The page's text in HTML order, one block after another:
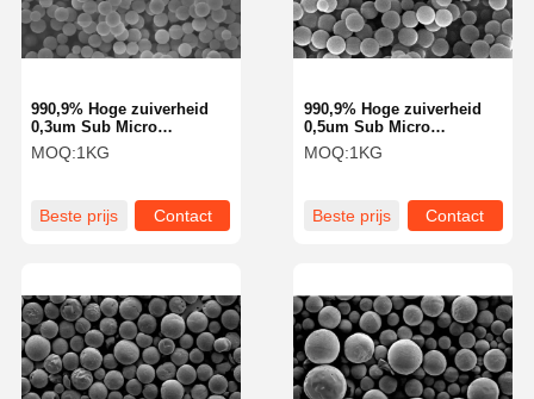
990,9% Hoge zuiverheid
0,3um Sub Micro
Spherical Silica Powder,
Silica Sphere Microsphere
MOQ:1KG
Beste prijs Contact
990,9% Hoge zuiverheid
0,5um Sub Micro
Spherical Silica Powder
Silica Sphere Microsphere
MOQ:1KG
Beste prijs Contact